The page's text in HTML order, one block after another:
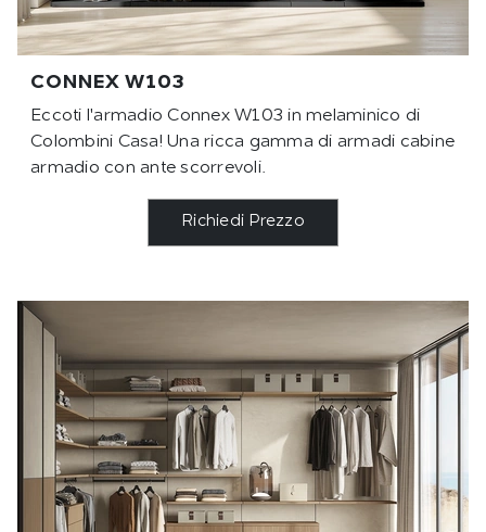
CONNEX W103
Eccoti l'armadio Connex W103 in melaminico di
Colombini Casa! Una ricca gamma di armadi cabine
armadio con ante scorrevoli.
Richiedi Prezzo